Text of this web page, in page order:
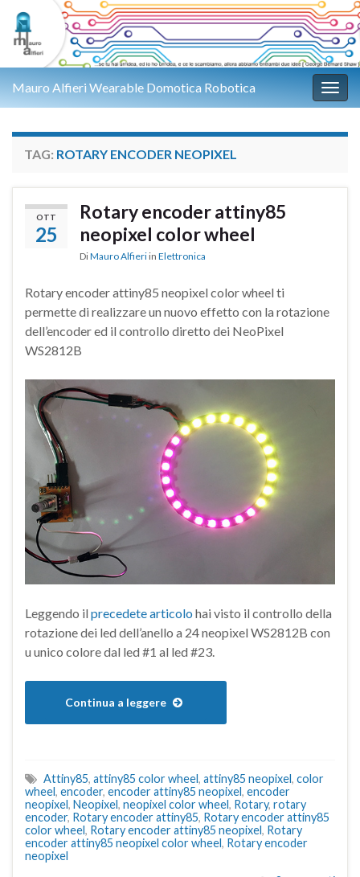
Mauro Alfieri Wearable Domotica Robotica
TAG: ROTARY ENCODER NEOPIXEL
OTT
25
Rotary encoder attiny85
neopixel color wheel
DiMauro Alfieri in Elettronica
Rotary encoder attiny85 neopixel color wheel ti
permette di realizzare un nuovo effetto con la rotazione
dell’encoder ed il controllo diretto dei NeoPixel
WS2812B
Leggendo il precedete articolo hai visto il controllo della
rotazione dei led dell’anello a 24 neopixel WS2812B con
u unico colore dal led #1 al led #23.
Continua a leggere
Attiny85, attiny85 color wheel, attiny85 neopixel, color
wheel, encoder, encoder attiny85 neopixel, encoder
neopixel, Neopixel, neopixel color wheel, Rotary, rotary
encoder, Rotary encoder attiny85, Rotary encoder attiny85
color wheel, Rotary encoder attiny85 neopixel, Rotary
encoder attiny85 neopixel color wheel, Rotary encoder
neopixel